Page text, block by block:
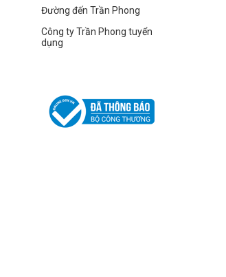
Đường đến Trần Phong
Công ty Trần Phong tuyển
dụng